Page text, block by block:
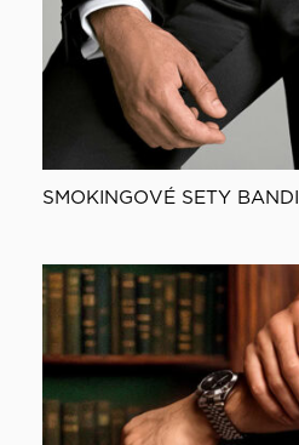
SMOKINGOVÉ SETY BANDI